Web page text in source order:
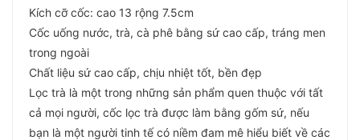
Kích cỡ cốc: cao 13 rộng 7.5cm
Cốc uống nước, trà, cà phê bằng sứ cao cấp, tráng men
trong ngoài
Chất liệu sứ cao cấp, chịu nhiệt tốt, bền đẹp
Lọc trà là một trong những sản phẩm quen thuộc với tất
cả mọi người, cốc lọc trà được làm bằng gốm sứ, nếu
bạn là một người tinh tế có niềm đam mê hiểu biết về các